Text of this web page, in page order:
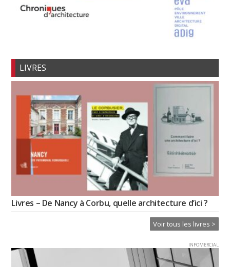
LIVRES
Livres – De Nancy à Corbu, quelle architecture d’ici ?
Voir tous les livres >
INFOMERCIAL